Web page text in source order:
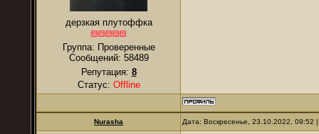
дерзкая плутоффка
Группа: Проверенные
Сообщений: 58489
Репутация: 8
Статус: Offline
Nurаsha Дата: Воскресенье, 23.10.2022,